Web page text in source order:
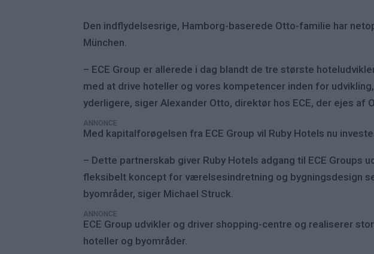
Den indflydelsesrige, Hamborg-baserede Otto-familie har
München.
– ECE Group er allerede i dag blandt de tre største
med at drive hoteller og vores kompetencer inden for
yderligere, siger Alexander Otto, direktør hos ECE, der ejes af
ANNONCE
Med kapitalforøgelsen fra ECE Group vil Ruby Hotels nu
– Dette partnerskab giver Ruby Hotels adgang til ECE
fleksibelt koncept for værelsesindretning og bygningsdesign
byområder, siger Michael Struck.
ANNONCE
ECE Group udvikler og driver shopping-centre og realiserer
hoteller og byområder.